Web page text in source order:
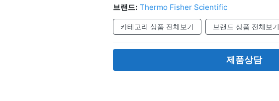
브랜드: Thermo Fisher Scientific
카테고리 상품 전체보기 브랜드 상품 전체보기
제품상담